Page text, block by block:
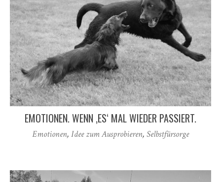
EMOTIONEN. WENN ‚ES‘ MAL WIEDER PASSIERT.
Emotionen, Idee zum Ausprobieren, Selbstfürsorge